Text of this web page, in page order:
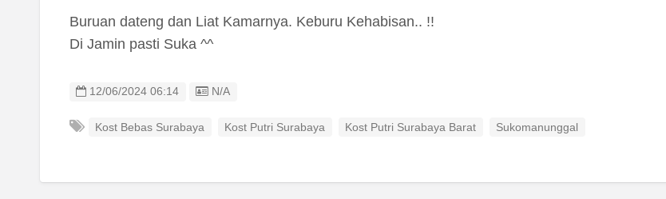
Buruan dateng dan Liat Kamarnya. Keburu Kehabisan.. !!
Di Jamin pasti Suka ^^
12/06/2024 06:14 Listing ID
N/A
Kost Bebas Surabaya Kost Putri Surabaya Kost Putri Surabaya Barat Sukomanunggal